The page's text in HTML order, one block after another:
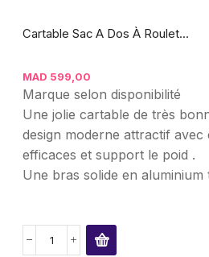
Cartable Sac A Dos À Roulet...
MAD 599,00
Marque selon disponibilité
Une jolie cartable de très
design moderne attractif avec
efficaces et support le poid .
Une bras solide en aluminium